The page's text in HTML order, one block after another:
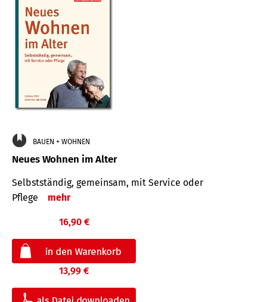
BAUEN + WOHNEN
Neues Wohnen im Alter
Selbstständig, gemeinsam, mit Service oder
Pflege
mehr
16,90 €
13,99 €